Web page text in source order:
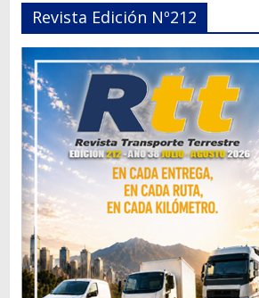
Revista Edición Nº212